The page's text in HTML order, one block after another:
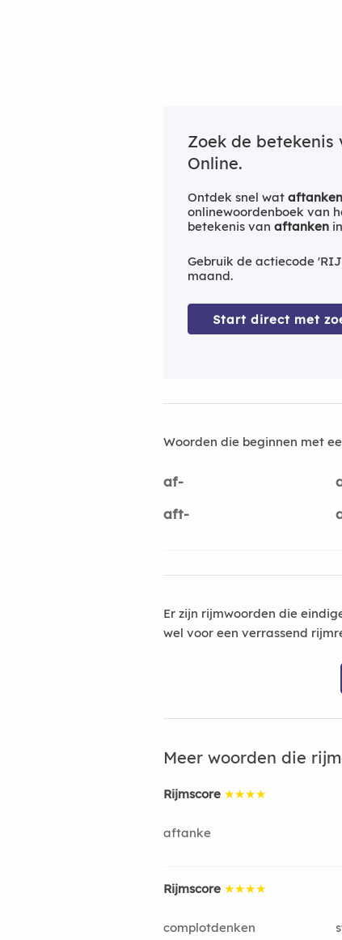
Zoek de betekenis
Online.
Ontdek snel wat aftanken
onlinewoordenboek van
betekenis van aftanken
Gebruik de actiecode
maand.
Start direct met
Woorden die beginnen met
af-
aft-
Er zijn rijmwoorden die
wel voor een verrassend
Meer woorden die
Rijmscore ★★★★
aftanke
Rijmscore ★★★★
complotdenken